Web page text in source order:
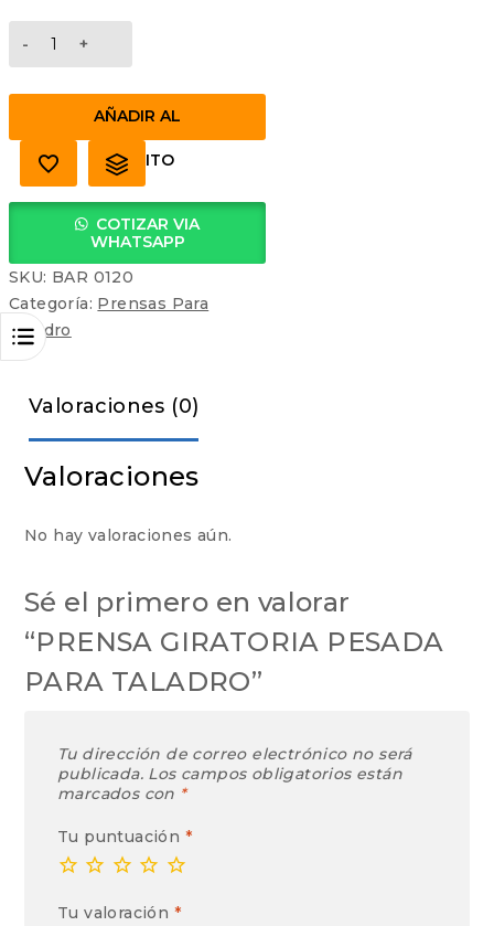
PRENSA
cantidad
AÑADIR AL
CARRITO
COTIZAR VIA
WHATSAPP
SKU: BAR 0120
Categoría: Prensas Para
Taladro
Valoraciones (0)
Valoraciones
No hay valoraciones aún.
Sé el primero en valorar
“PRENSA GIRATORIA PESADA
PARA TALADRO”
Tu dirección de correo electrónico no será
publicada. Los campos obligatorios están
marcados con *
Tu puntuación *
Tu valoración *